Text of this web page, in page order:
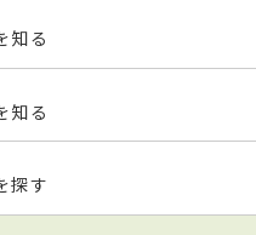
知る
知る
探す